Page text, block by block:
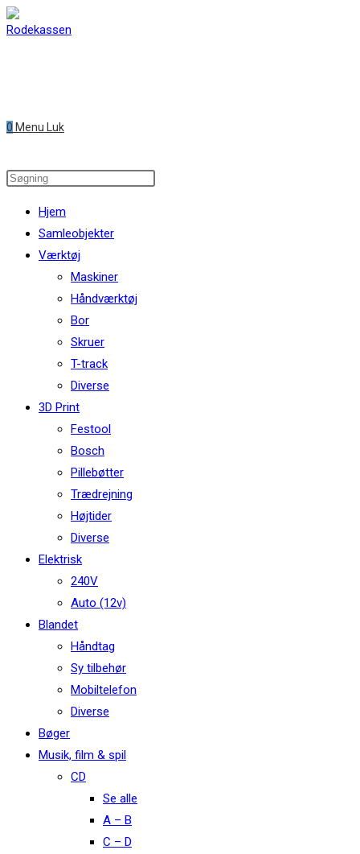
Skip
to
0 Menu Luk
Search
website
Hjem
Samleobjekter
Værktøj
Maskiner
Håndværktøj
Bor
Skruer
T-track
Diverse
3D Print
Festool
Bosch
Pillebøtter
Trædrejning
Højtider
Diverse
Elektrisk
240V
Auto (12v)
Blandet
Håndtag
Sy tilbehør
Mobiltelefon
Diverse
Bøger
Musik, film & spil
CD
Se alle
A – B
C – D